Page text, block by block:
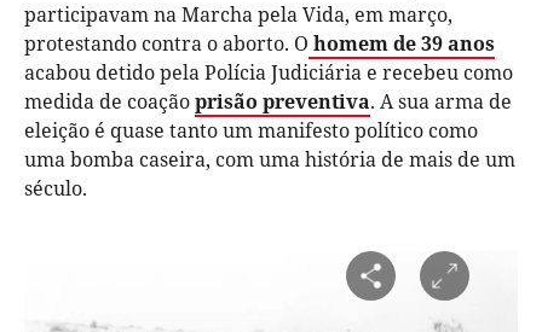
participavam na Marcha pela Vida, em março,
protestando contra o aborto. O homem de 39 anos
acabou detido pela Polícia Judiciária e recebeu como
medida de coaçãoprisão preventiva. A sua arma de
eleição é quase tanto um manifesto político como
uma bomba caseira, com uma história de mais de um
século.